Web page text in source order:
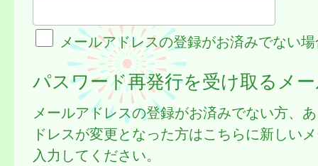
メールアドレスの登録がお済みでない
パスワード再発行を受け取るメ
メールアドレスの登録がお済みでない方、
ドレスが変更となった方はこちらに新しい
入力してください。